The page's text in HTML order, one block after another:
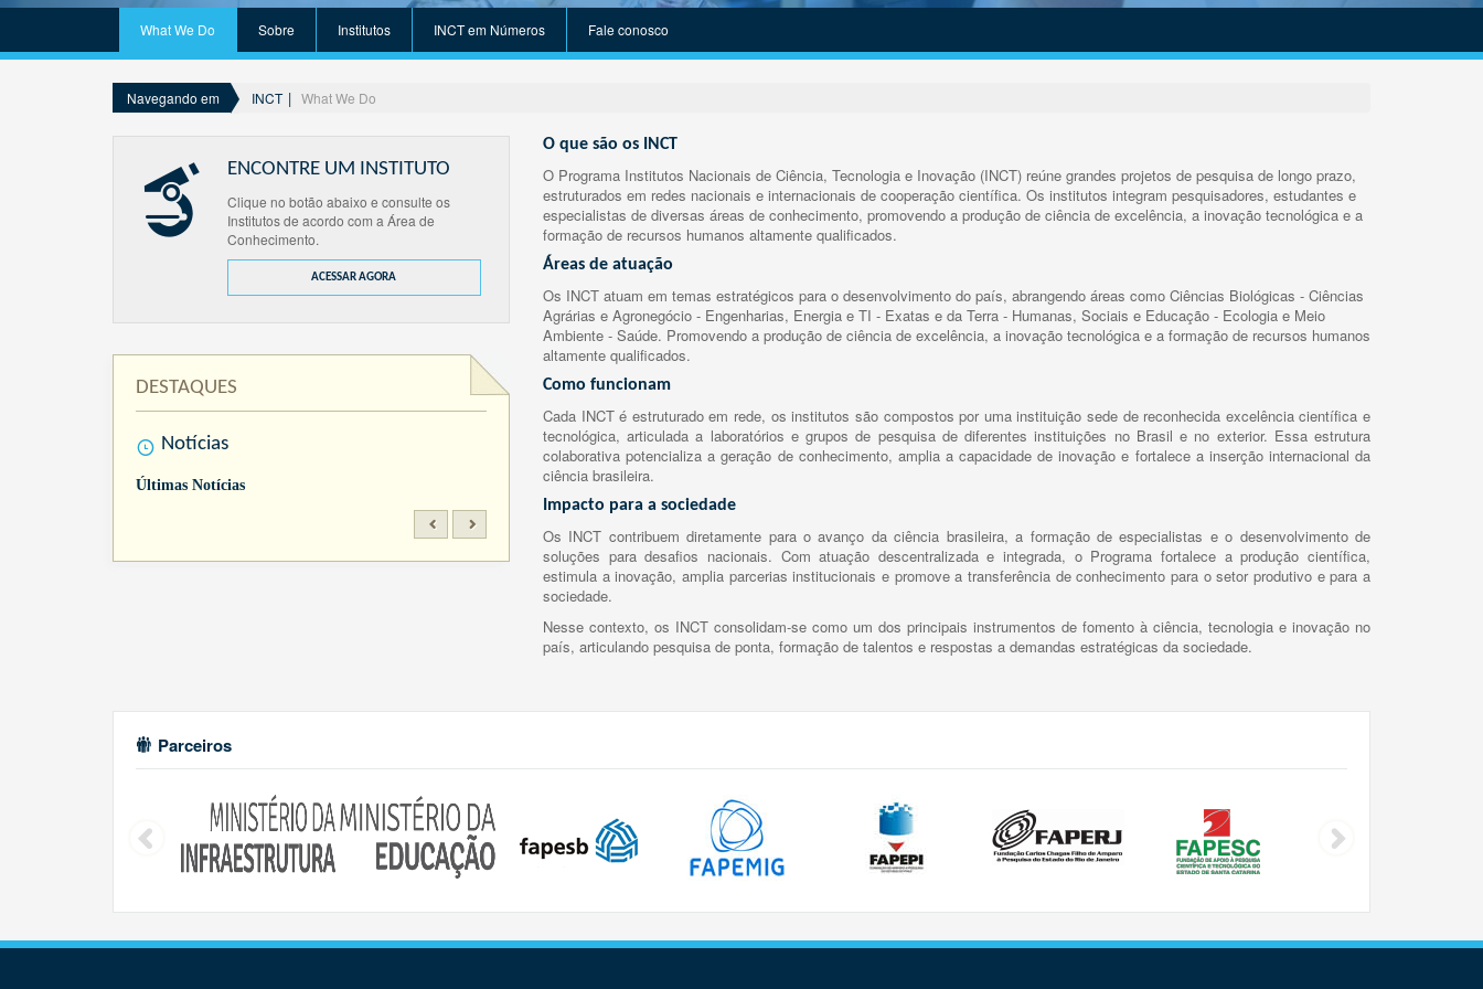
What We Do Sobre Institutos INCT em Números Fale conosco
Navegando em INCT What We Do
ENCONTRE UM INSTITUTO
Clique no botão abaixo e consulte os
Institutos de acordo com a Área de
Conhecimento.
ACESSAR AGORA
DESTAQUES
Notícias
Últimas Notícias
O que são os INCT
O Programa Institutos Nacionais de Ciência, Tecnologia e Inovação (INCT) reúne grandes projetos de pesquisa de longo prazo,
estruturados em redes nacionais e internacionais de cooperação científica. Os institutos integram pesquisadores, estudantes e
especialistas de diversas áreas de conhecimento, promovendo a produção de ciência de excelência, a inovação tecnológica e a
formação de recursos humanos altamente qualificados.
Áreas de atuação
Os INCT atuam em temas estratégicos para o desenvolvimento do país, abrangendo áreas como Ciências Biológicas - Ciências
Agrárias e Agronegócio - Engenharias, Energia e TI - Exatas e da Terra - Humanas, Sociais e Educação - Ecologia e Meio
Ambiente - Saúde. Promovendo a produção de ciência de excelência, a inovação tecnológica e a formação de recursos humanos
altamente qualificados.
Como funcionam
Cada INCT é estruturado em rede, os institutos são compostos por uma instituição sede de reconhecida excelência científica e
tecnológica, articulada a laboratórios e grupos de pesquisa de diferentes instituições no Brasil e no exterior. Essa estrutura
colaborativa potencializa a geração de conhecimento, amplia a capacidade de inovação e fortalece a inserção internacional da
ciência brasileira.
Impacto para a sociedade
Os INCT contribuem diretamente para o avanço da ciência brasileira, a formação de especialistas e o desenvolvimento de
soluções para desafios nacionais. Com atuação descentralizada e integrada, o Programa fortalece a produção científica,
estimula a inovação, amplia parcerias institucionais e promove a transferência de conhecimento para o setor produtivo e para a
sociedade.
Nesse contexto, os INCT consolidam-se como um dos principais instrumentos de fomento à ciência, tecnologia e inovação no
país, articulando pesquisa de ponta, formação de talentos e respostas a demandas estratégicas da sociedade.
Parceiros